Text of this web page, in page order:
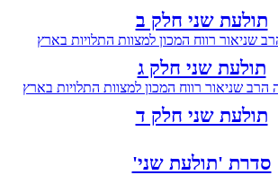
תולעת שני חלק ב
תולעת שני חלק ג
תולעת שני חלק ד
סדרת 'תולעת שני'